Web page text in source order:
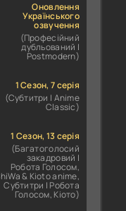
Оновлення
Українського
озвучення
(Професійний
дубльований |
Postmodern)
1 Сезон, 7 серія
(Субтитри | Anime
Classic)
1 Сезон, 13 серія
(Багатоголосий
закадровий |
Робота Голосом,
& Kioto anime,
Субтитри | Робота
Голосом, Кіото)